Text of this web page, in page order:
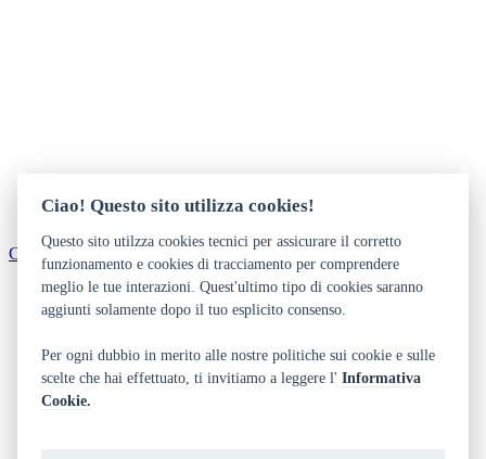
Come arrivare
Dichiarazione di accessibilità
Privacy
Art Bonus
Area riservata biblioteca
Contatti
Ciao! Questo sito utilizza cookies!
Questo sito utilzza cookies tecnici per assicurare il corretto
funzionamento e cookies di tracciamento per comprendere
meglio le tue interazioni. Quest'ultimo tipo di cookies saranno
aggiunti solamente dopo il tuo esplicito consenso.
Per ogni dubbio in merito alle nostre politiche sui cookie e sulle
scelte che hai effettuato, ti invitiamo a leggere l'Informativa
Cookie.